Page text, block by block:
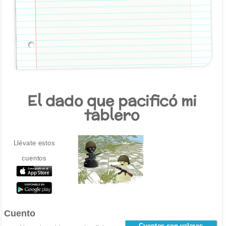
El dado que pacificó mi
tablero
Llévate estos
cuentos
Cuento